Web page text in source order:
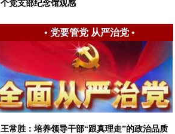
个党支部纪念馆观感
• 党要管党 从严治党•
王常胜：培养领导干部“跟真理走”的政治品质